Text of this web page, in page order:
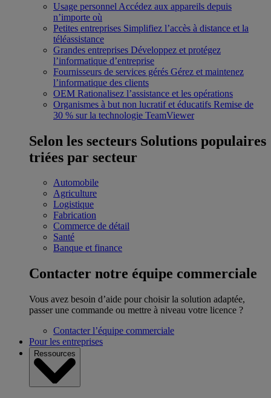
Usage personnel Accédez aux appareils depuis
n’importe où
Petites entreprises Simplifiez l’accès à distance et la
téléassistance
Grandes entreprises Développez et protégez
l’informatique d’entreprise
Fournisseurs de services gérés Gérez et maintenez
l’informatique des clients
OEM Rationalisez l’assistance et les opérations
Organismes à but non lucratif et éducatifs Remise de
30 % sur la technologie TeamViewer
Selon les secteurs Solutions populaires
triées par secteur
Automobile
Agriculture
Logistique
Fabrication
Commerce de détail
Santé
Banque et finance
Contacter notre équipe commerciale
Vous avez besoin d’aide pour choisir la solution adaptée,
passer une commande ou mettre à niveau votre licence ?
Contacter l’équipe commerciale
Pour les entreprises
Ressources